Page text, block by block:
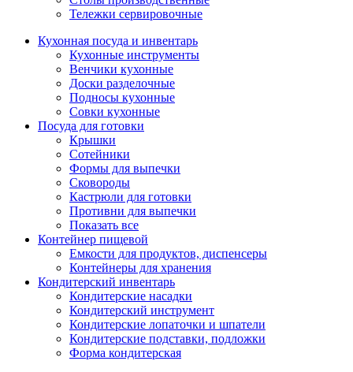
Тележки сервировочные
Кухонная посуда и инвентарь
Кухонные инструменты
Венчики кухонные
Доски разделочные
Подносы кухонные
Совки кухонные
Посуда для готовки
Крышки
Сотейники
Формы для выпечки
Сковороды
Кастрюли для готовки
Противни для выпечки
Показать все
Контейнер пищевой
Емкости для продуктов, диспенсеры
Контейнеры для хранения
Кондитерский инвентарь
Кондитерские насадки
Кондитерский инструмент
Кондитерские лопаточки и шпатели
Кондитерские подставки, подложки
Форма кондитерская